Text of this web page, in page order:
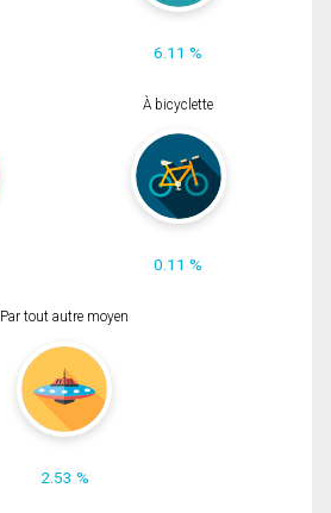
6.11 %
À bicyclette
0.11 %
Par tout autre moyen
2.53 %